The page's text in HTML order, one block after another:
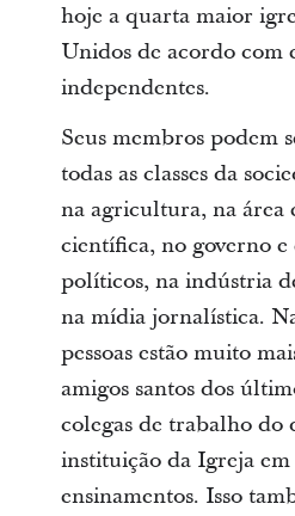
hoje a quarta maior
Unidos de acordo com
independentes.
Seus membros podem
todas as classes da
na agricultura, na área
científica, no governo
políticos, na indústria
na mídia jornalística.
pessoas estão muito
amigos santos dos
colegas de trabalho do
instituição da Igreja em
ensinamentos. Isso